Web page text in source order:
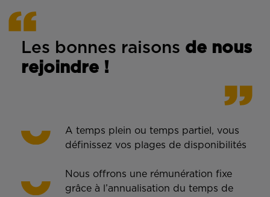
Les bonnes raisons de nous
rejoindre !
A temps plein ou temps partiel, vous
définissez vos plages de disponibilités
Nous offrons une rémunération fixe
grâce à l’annualisation du temps de